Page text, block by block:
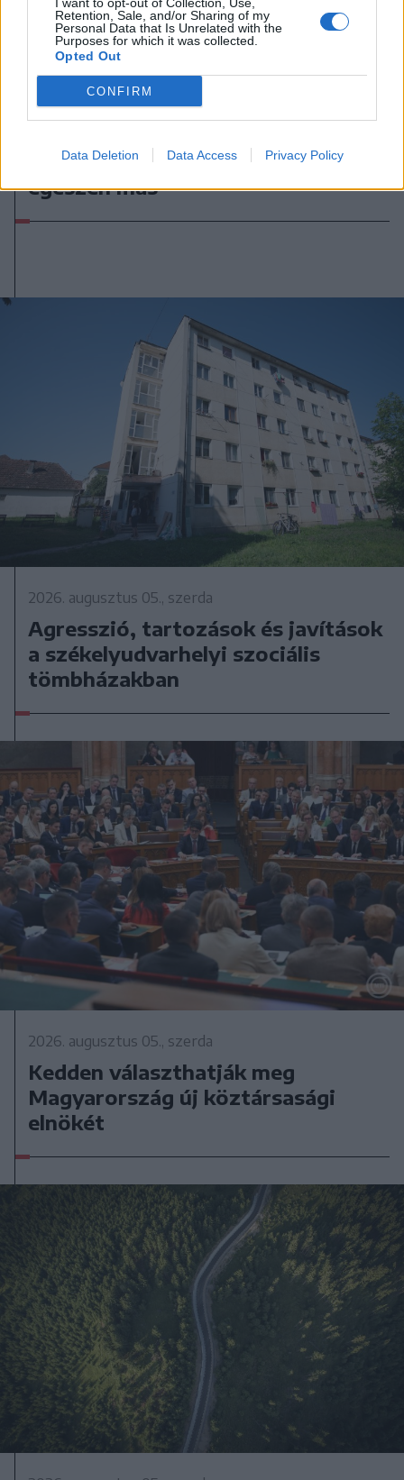
Retention, Sale, and/or Sharing of my
Personal Data that Is Unrelated with the
Purposes for which it was collected.
Opted Out
CONFIRM
Data Deletion Data Access Privacy Policy
2026. augusztus 06., csütörtök
Nem a hőhullám okozza a
mezőgazdaságban, hanem valami
egészen más
2026. augusztus 05., szerda
Agresszió, tartozások és javítások
a székelyudvarhelyi szociális
tömbházakban
2026. augusztus 05., szerda
Kedden választhatják meg
Magyarország új köztársasági
elnökét